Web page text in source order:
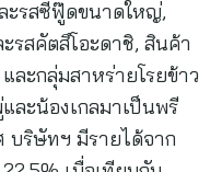
ะรสซีฟู๊ดขนาดใหญ่,
รสคัตสึโอะดาชิ, สินค้า
ละกลุ่มสาหร่ายโรยข้าว
ะน้องเกลมาเป็นพรี
บริษัทฯ มีรายได้จาก